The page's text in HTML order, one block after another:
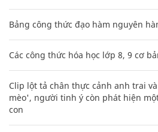
Bảng công thức đạo hàm nguyên
Các công thức hóa học lớp 8, 9 cơ
Clip lột tả chân thực cảnh anh trai
mèo', người tinh ý còn phát hiện
con